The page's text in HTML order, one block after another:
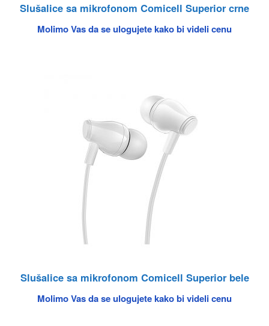
Slušalice sa mikrofonom Comicell Superior crne
Molimo Vas da se ulogujete kako bi videli cenu
Slušalice sa mikrofonom Comicell Superior bele
Molimo Vas da se ulogujete kako bi videli cenu